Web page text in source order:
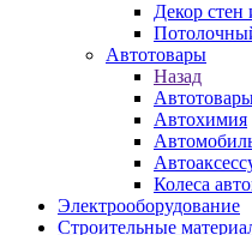
Декор стен
Автотовары
Назад
Автохимия
Колеса
Электрооборудование
Строительные